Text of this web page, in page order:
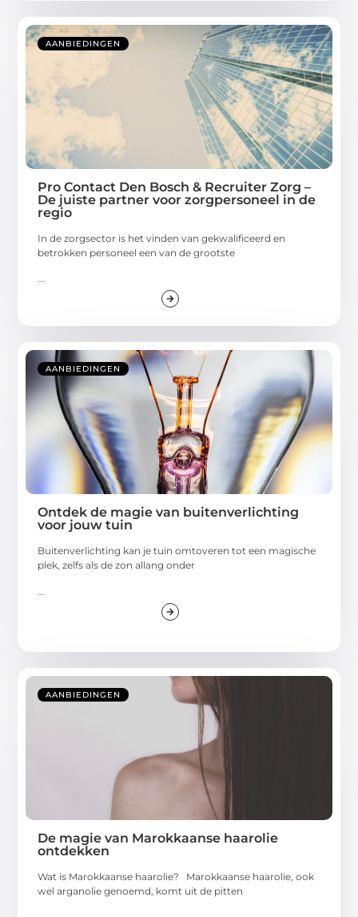
AANBIEDINGEN
Pro Contact Den Bosch & Recruiter Zorg –
De juiste partner voor zorgpersoneel in de
regio
In de zorgsector is het vinden van gekwalificeerd en
betrokken personeel een van de grootste
...
AANBIEDINGEN
Ontdek de magie van buitenverlichting
voor jouw tuin
Buitenverlichting kan je tuin omtoveren tot een magische
plek, zelfs als de zon allang onder
AANBIEDINGEN
De magie van Marokkaanse haarolie
ontdekken
Wat is Marokkaanse haarolie? Marokkaanse haarolie, ook
wel arganolie genoemd, komt uit de pitten